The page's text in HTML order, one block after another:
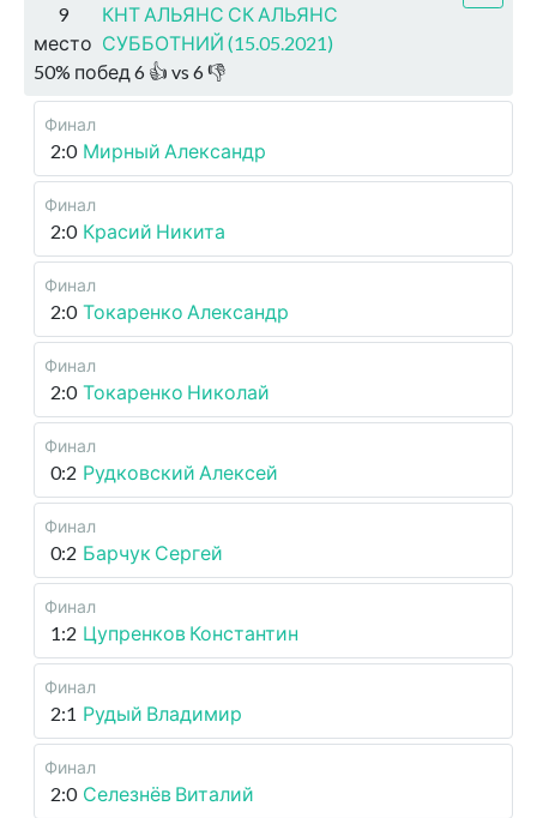
9
место
КНТ АЛЬЯНС СК АЛЬЯНС
СУББОТНИЙ (15.05.2021)
50% побед 6 👍 vs 6👎
Финал
2:0 Мирный Александр
Финал
2:0 Красий Никита
Финал
2:0 Токаренко Александр
Финал
2:0 Токаренко Николай
Финал
0:2 Рудковский Алексей
Финал
0:2 Барчук Сергей
Финал
1:2 Цупренков Константин
Финал
2:1 Рудый Владимир
Финал
2:0 Селезнёв Виталий